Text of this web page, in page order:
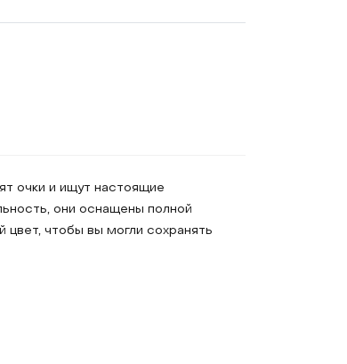
очки и ищут настоящие
они оснащены полной
чтобы вы могли сохранять